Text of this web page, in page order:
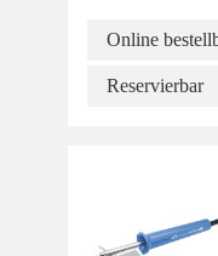
Online
Reservierbar